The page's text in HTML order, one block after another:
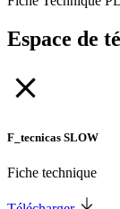
Espace de
F_tecnicas SLOW
Fiche technique